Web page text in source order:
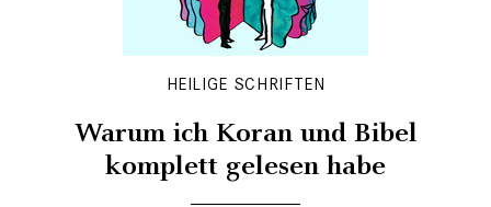
HEILIGE SCHRIFTEN
Warum ich Koran und Bibel
komplett gelesen habe